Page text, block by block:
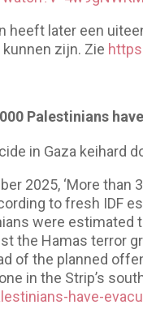
heeft later een
zijn. Zie
Palestinians
in Gaza keihard
2025, ‘More than
to fresh IDF
were estimated
the Hamas terror
of the planned
in the Strip’s
have-